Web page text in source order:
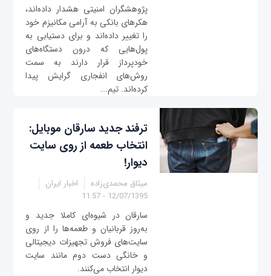
پژوهشگران امنیتی هشدار داده‌اند،
هکرهای بانکی به آرامی مکانیزم خود
را تغییر داده‌اند و برای دستیابی به
پول‌هایی که درون دستگاه‌های
خودپرداز قرار دارند به سمت
روش‌های انفجاری گرایش پیدا
کرده‌اند. تیم...
ترفند جدید سارقان موبایل:
انتخاب طعمه از روی سایت‌
دیوار!
میثاق محمدی‌زاده
اخبار ایران
12/07/1395 - 11:57
سارقان در شیوه‌ای کاملا جدید و
به‌روز قربانیان و طعمه‌ها را از روی
سایت‌های فروش تجهیزات دیجیتالی
و خانگی دست دوم مانند سایت
دیوار انتخاب می‌کنند.